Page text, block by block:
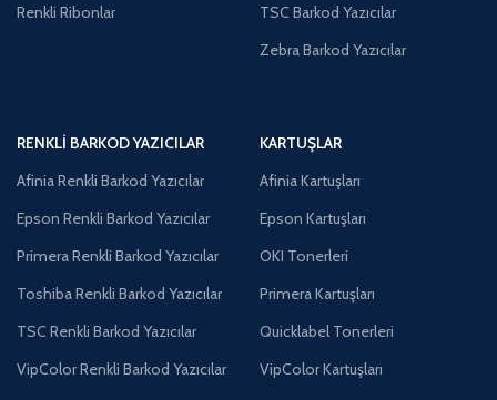
Renkli Ribonlar
TSC Barkod Yazıcılar
Zebra Barkod Yazıcılar
RENKLI BARKOD YAZICILAR
Afinia Renkli Barkod Yazıcılar
Epson Renkli Barkod Yazıcılar
Primera Renkli Barkod Yazıcılar
Toshiba Renkli Barkod Yazıcılar
TSC Renkli Barkod Yazıcılar
VipColor Renkli Barkod Yazıcılar
KARTUŞLAR
Afinia Kartuşları
Epson Kartuşları
OKI Tonerleri
Primera Kartuşları
Quicklabel Tonerleri
VipColor Kartuşları